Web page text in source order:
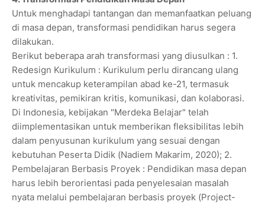
Untuk menghadapi tantangan dan memanfaatkan peluang
di masa depan, transformasi pendidikan harus segera
dilakukan.
Berikut beberapa arah transformasi yang diusulkan : 1.
Redesign Kurikulum : Kurikulum perlu dirancang ulang
untuk mencakup keterampilan abad ke-21, termasuk
kreativitas, pemikiran kritis, komunikasi, dan kolaborasi.
Di Indonesia, kebijakan "Merdeka Belajar" telah
diimplementasikan untuk memberikan fleksibilitas lebih
dalam penyusunan kurikulum yang sesuai dengan
kebutuhan Peserta Didik (Nadiem Makarim, 2020); 2.
Pembelajaran Berbasis Proyek : Pendidikan masa depan
harus lebih berorientasi pada penyelesaian masalah
nyata melalui pembelajaran berbasis proyek (Project-